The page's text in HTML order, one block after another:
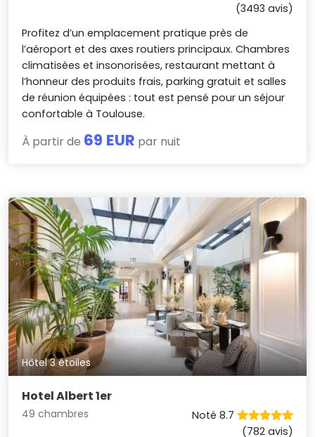
(3493 avis)
Profitez d’un emplacement pratique près de
l’aéroport et des axes routiers principaux. Chambres
climatisées et insonorisées, restaurant mettant à
l’honneur des produits frais, parking gratuit et salles
de réunion équipées : tout est pensé pour un séjour
confortable à Toulouse.
À partir de 69 EUR par nuit
Hôtel 3 étoiles
Hotel Albert 1er
49 chambres
Noté 8.7
(782 avis)